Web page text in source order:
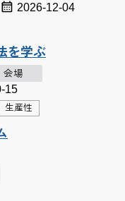
2026-12-04
を学ぶ
会場
15
生産性